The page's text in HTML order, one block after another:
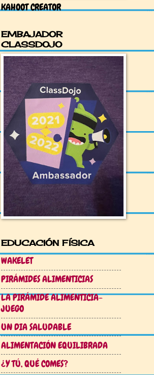
KAHOOT CREATOR
EMBAJADOR
CLASSDOJO
EDUCACIÓN FÍSICA
WAKELET
PIRÁMIDES ALIMENTICIAS
LA PIRÁMIDE ALIMENTICIA-
JUEGO
UN DIA SALUDABLE
ALIMENTACIÓN EQUILIBRADA
¿Y TÚ, QUÉ COMES?